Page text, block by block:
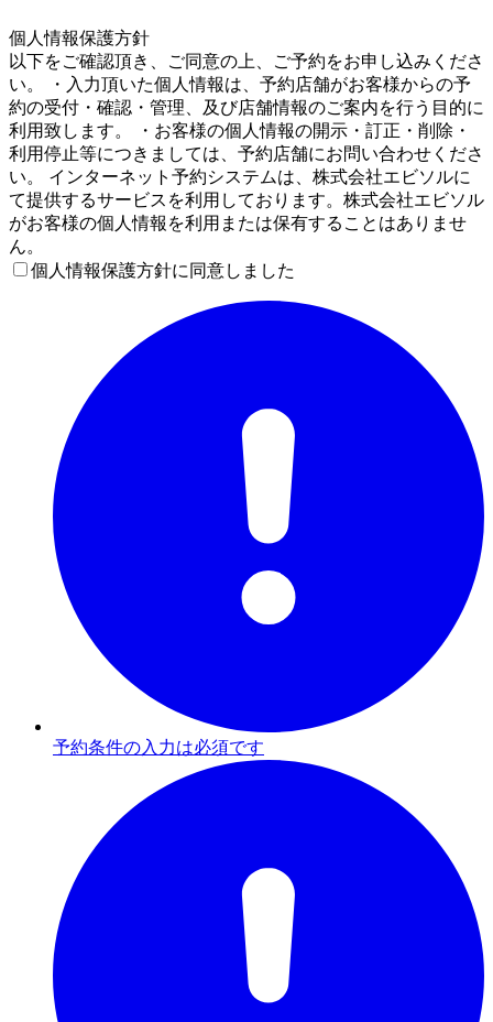
個人情報保護方針
以下をご確認頂き、ご同意の上、ご予約をお申し込みくださ
い。 ・入力頂いた個人情報は、予約店舗がお客様からの予
約の受付・確認・管理、及び店舗情報のご案内を行う目的に
利用致します。 ・お客様の個人情報の開示・訂正・削除・
利用停止等につきましては、予約店舗にお問い合わせくださ
い。 インターネット予約システムは、株式会社エビソルに
て提供するサービスを利用しております。株式会社エビソル
がお客様の個人情報を利用または保有することはありませ
ん。
個人情報保護方針に同意しました
予約条件の入力は必須です